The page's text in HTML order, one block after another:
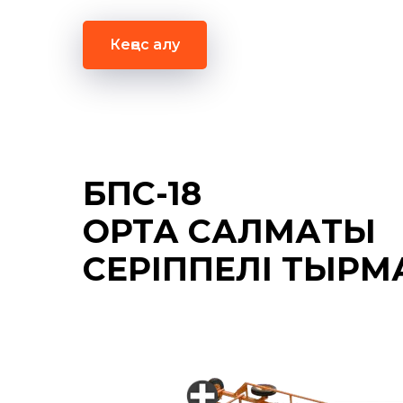
Кеңес алу
БПС-18
ОРТА САЛМАҚТЫ
СЕРІППЕЛІ